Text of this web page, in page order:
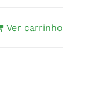
Ver carrinho